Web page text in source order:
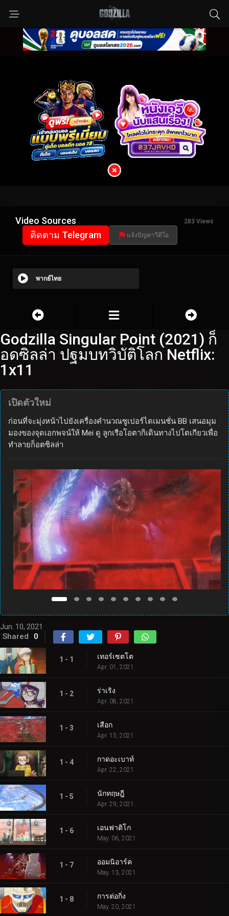
Video Sources 283 Views
ติดตาม Telegram แจ้งปัญหาวีดีโอ
พากย์ไทย
Godzilla Singular Point (2021) ก็
อดซิลล่า ปฐมบทวิบัติโลก Netflix:
1x11
เปิดตัวใหม่
ก่อนที่จะมุ่งหน้าไปยังเครื่องคำนวณซูเปอร์ไดเมนชั่น BB เสนอมุม
มองของจุดเอกพจน์ให้ Mei ดู ลูกเรือโอตากิเดินทางไปโตเกียวเพื่อ
ทำลายก็อตซิลล่า
Jun. 10, 2021
Shared 0
1 - 1 เทอร์เซตโต
Apr. 01, 2021
1 - 2 ร่าเริง
Apr. 08, 2021
1 - 3 เสือก
Apr. 15, 2021
1 - 4 กาดอะเบาท์
Apr. 22, 2021
1 - 5 นักทฤษฎี
Apr. 29, 2021
1 - 6 เอนฟาติโก
May. 06, 2021
1 - 7 ออมนิอาร์ค
May. 13, 2021
1 - 8 การต่อกิ่ง
May. 20, 2021